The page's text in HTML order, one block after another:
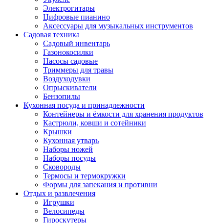
Электрогитары
Цифровые пианино
Аксессуары для музыкальных инструментов
Садовая техника
Садовый инвентарь
Газонокосилки
Насосы садовые
Триммеры для травы
Воздуходувки
Опрыскиватели
Бензопилы
Кухонная посуда и принадлежности
Контейнеры и ёмкости для хранения продуктов
Кастрюли, ковши и сотейники
Крышки
Кухонная утварь
Наборы ножей
Наборы посуды
Сковороды
Термосы и термокружки
Формы для запекания и противни
Отдых и развлечения
Игрушки
Велосипеды
Гироскутеры